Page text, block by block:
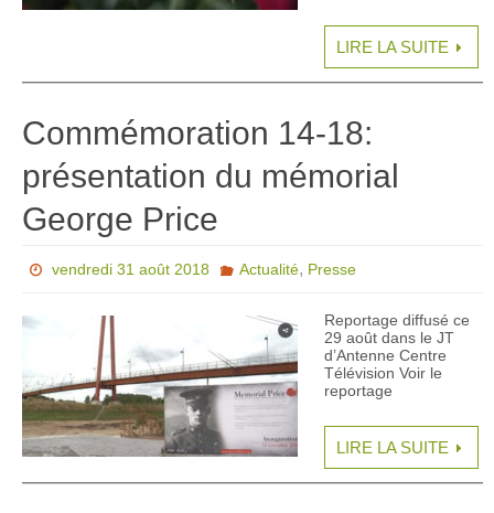
LIRE LA SUITE
Commémoration 14-18:
présentation du mémorial
George Price
vendredi 31 août 2018 Actualité, Presse
Reportage diffusé ce
29 août dans le JT
d’Antenne Centre
Télévision Voir le
reportage
LIRE LA SUITE